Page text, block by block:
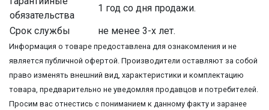
обязательства
1 год со дня продажи.
Срок службы
не менее 3-х лет.
Информация о товаре предоставлена для ознакомления и не
является публичной офертой. Производители оставляют за собой
право изменять внешний вид, характеристики и комплектацию
товара, предварительно не уведомляя продавцов и потребителей.
Просим вас отнестись с пониманием к данному факту и заранее